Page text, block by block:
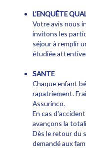
L’ENQUÊTE
Votre avis nous
invitons les
séjour à remplir
étudiée
SANTE
Chaque enfant
rapatriement.
Assurinco.
En cas
avançons la
Dès le retour du
demandé aux